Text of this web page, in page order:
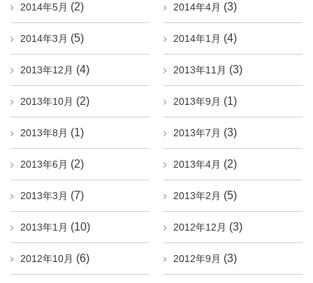
2014年5月 (2) 2014年4月 (3)
2014年3月 (5) 2014年1月 (4)
2013年12月 (4) 2013年11月 (3)
2013年10月 (2) 2013年9月 (1)
2013年8月 (1) 2013年7月 (3)
2013年6月 (2) 2013年4月 (2)
2013年3月 (7) 2013年2月 (5)
2013年1月 (10) 2012年12月 (3)
2012年10月 (6) 2012年9月 (3)